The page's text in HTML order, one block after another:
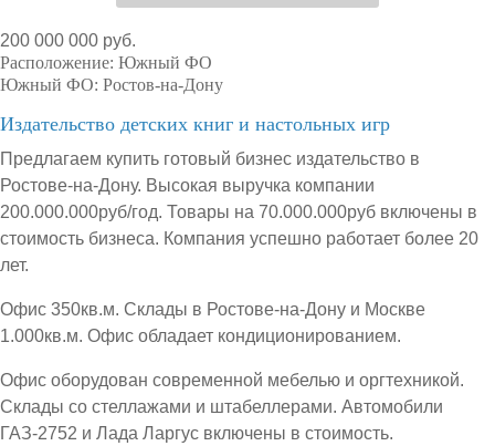
200 000 000 руб.
Расположение: Южный ФО
Южный ФО: Ростов-на-Дону
Издательство детских книг и настольных игр
Предлагаем купить готовый бизнес издательство в
Ростове-на-Дону. Высокая выручка компании
200.000.000руб/год. Товары на 70.000.000руб включены в
стоимость бизнеса. Компания успешно работает более 20
лет.
Офис 350кв.м. Склады в Ростове-на-Дону и Москве
1.000кв.м. Офис обладает кондиционированием.
Офис оборудован современной мебелью и оргтехникой.
Склады со стеллажами и штабеллерами. Автомобили
ГАЗ-2752 и Лада Ларгус включены в стоимость.